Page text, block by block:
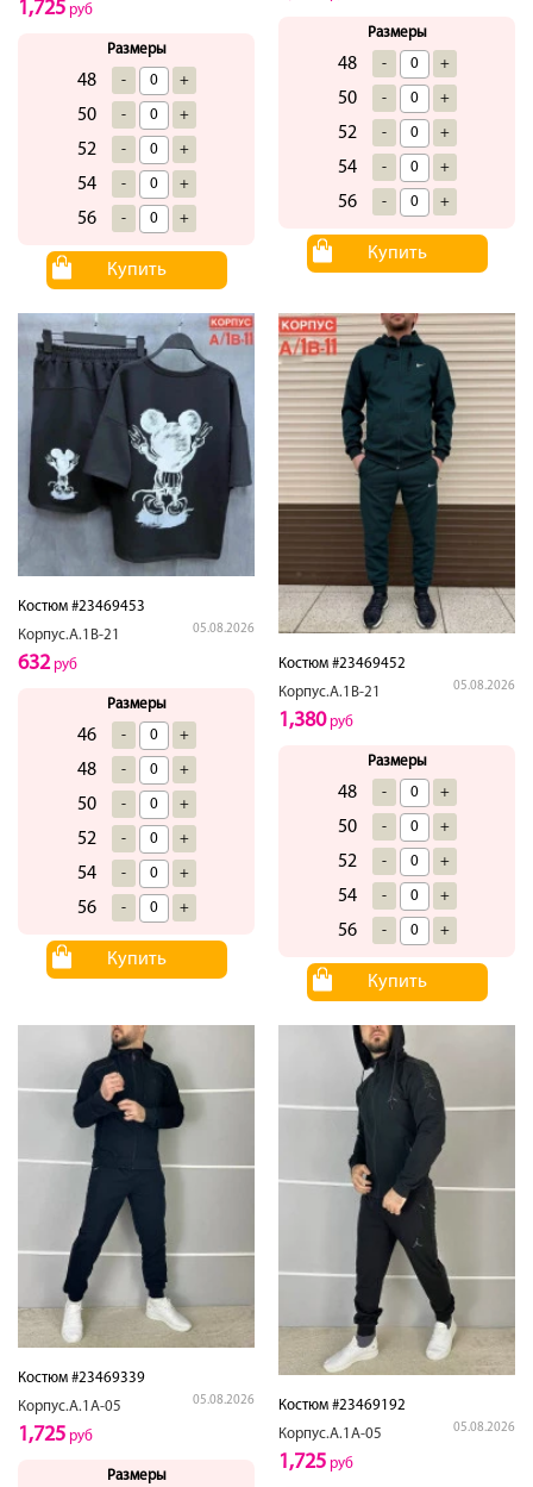
1,725 руб
Размеры
48 - +
50 - +
52 - +
54 - +
56 - +
Купить
Размеры
48 - +
50 - +
52 - +
54 - +
56 - +
Купить
Костюм #23469453
Корпус.А.1В-21
05.08.2026
632руб
Размеры
46 - +
48 - +
50 - +
52 - +
54 - +
56 - +
Купить
Костюм #23469452
Корпус.А.1В-21
05.08.2026
1,380руб
Размеры
48 - +
50 - +
52 - +
54 - +
56 - +
Купить
Костюм #23469339
Корпус.А.1А-05
05.08.2026
1,725 руб
Размеры
Костюм #23469192
Корпус.А.1А-05
05.08.2026
1,725 руб